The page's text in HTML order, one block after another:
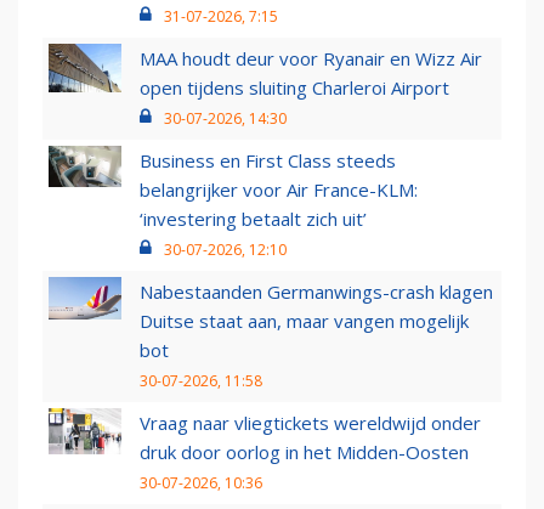
31-07-2026, 7:15
MAA houdt deur voor Ryanair en Wizz Air
open tijdens sluiting Charleroi Airport
30-07-2026, 14:30
Business en First Class steeds
belangrijker voor Air France-KLM:
‘investering betaalt zich uit’
30-07-2026, 12:10
Nabestaanden Germanwings-crash klagen
Duitse staat aan, maar vangen mogelijk
bot
30-07-2026, 11:58
Vraag naar vliegtickets wereldwijd onder
druk door oorlog in het Midden-Oosten
30-07-2026, 10:36